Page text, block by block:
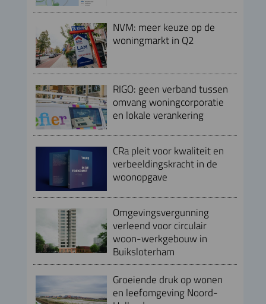
NVM: meer keuze op de
woningmarkt in Q2
RIGO: geen verband tussen
omvang woningcorporatie
en lokale verankering
CRa pleit voor kwaliteit en
verbeeldingskracht in de
woonopgave
Omgevingsvergunning
verleend voor circulair
woon-werkgebouw in
Buiksloterham
Groeiende druk op wonen
en leefomgeving Noord-